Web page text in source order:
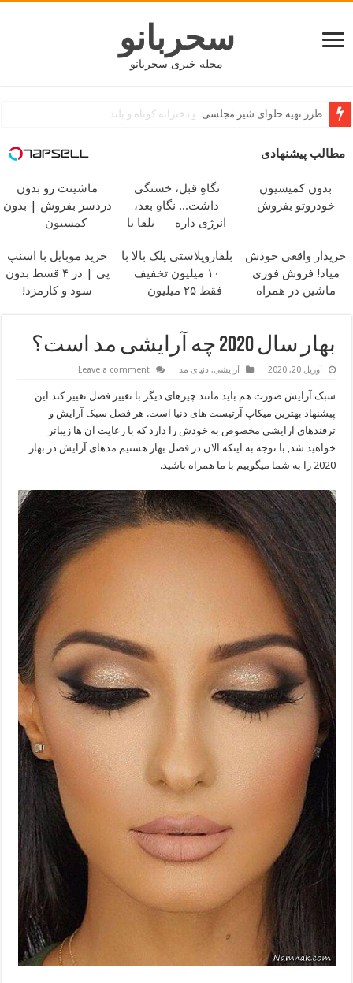
سحربانو
مجله خبری سحربانو
جدید ترین مدل های پافر زنانه و دخترانه کوتاه و بلند
مطالب پیشنهادی
بدون کمیسیون
خودروتو بفروش
نگاهِ قبل، خستگی
داشت... نگاهِ بعد،
انرژی داره
بلفا با
ماشینت رو بدون
دردسر بفروش | بدون
کمسیون
خریدار واقعی خودش
میاد! فروش فوری
ماشین در همراه
بلفاروپلاستی پلک بالا با
۱۰ میلیون تخفیف
فقط ۲۵ میلیون
خرید موبایل با اسنپ
پی | در ۴ قسط بدون
سود و کارمزد!
بهار سال 2020 چه آرایشی مد است؟
آوریل 20, 2020 آرایشی, دنیای مد Leave a comment
سبک آرایش صورت هم باید مانند چیزهای دیگر با تغییر فصل تغییر کند این
پیشنهاد بهترین میکاپ آرتیست های دنیا است. هر فصل سبک آرایش و
ترفندهای آرایشی مخصوص به خودش را دارد که با رعایت آن ها زیباتر
خواهید شد, با توجه به اینکه الان در فصل بهار هستیم مدهای آرایش در بهار
2020 را به شما میگوییم با ما همراه باشید.